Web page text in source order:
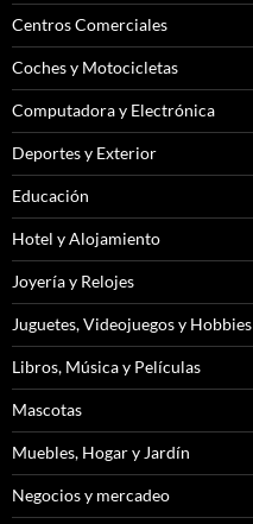
Centros Comerciales
Coches y Motocicletas
Computadora y Electrónica
Deportes y Exterior
Educación
Hotel y Alojamiento
Joyería y Relojes
Juguetes, Videojuegos y Hobbies
Libros, Música y Películas
Mascotas
Muebles, Hogar y Jardín
Negocios y mercadeo